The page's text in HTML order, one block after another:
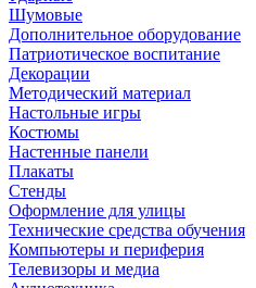
Шумовые
Дополнительное оборудование
Патриотическое воспитание
Декорации
Методический материал
Настольные игры
Костюмы
Настенные панели
Плакаты
Стенды
Оформление для улицы
Технические средства обучения
Компьютеры и периферия
Телевизоры и медиа